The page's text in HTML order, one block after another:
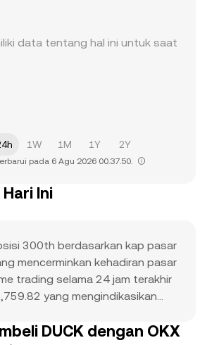
data tentang hal ini untuk saat
1W 1M 1Y 2Y
pada 6 Agu 2026 00.37.50.
Ini
300th berdasarkan kap pasar
mencerminkan kehadiran pasar
trading selama 24 jam terakhir
yang mengindikasikan
untuk aksi harga saat ini
DUCK dengan OKX